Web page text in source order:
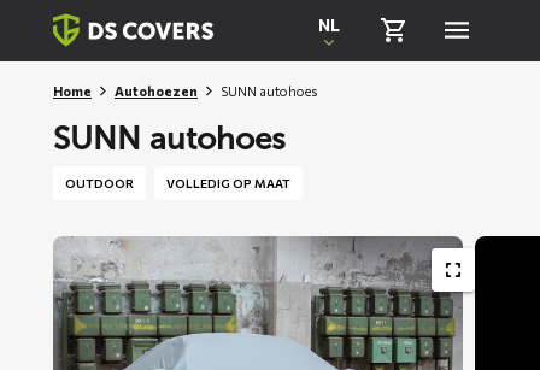
Skiplinks
NL
Home Autohoezen SUNN autohoes
SUNN autohoes
OUTDOOR VOLLEDIG OP MAAT